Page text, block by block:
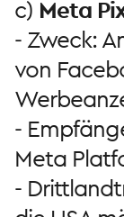
c) Meta
- Zweck:
von
-
Meta
-